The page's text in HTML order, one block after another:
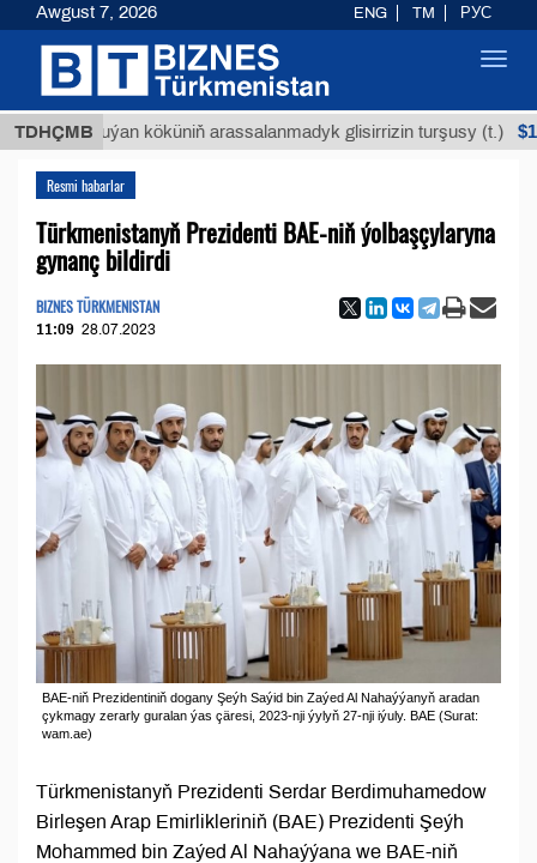
TDHÇMB
Buýan köküniň arassalanmadyk glisirrizin turşusy (t.)
Resmi habarlar
Türkmenistanyň Prezidenti BAE-niň ýolbaşçylaryna
gynanç bildirdi
BIZNES TÜRKMENISTAN
11:09 28.07.2023
BAE-niň Prezidentiniň dogany Şeýh Saýid bin Zaýed Al Nahaýýanyň aradan
çykmagy zerarly guralan ýas çäresi, 2023-nji ýylyň 27-nji iýuly. BAE (Surat:
wam.ae)
Türkmenistanyň Prezidenti Serdar Berdimuhamedow
Birleşen Arap Emirlikleriniň (BAE) Prezidenti Şeýh
Mohammed bin Zaýed Al Nahaýýana we BAE-niň
Awgust 7, 2026 ENG TM РУС